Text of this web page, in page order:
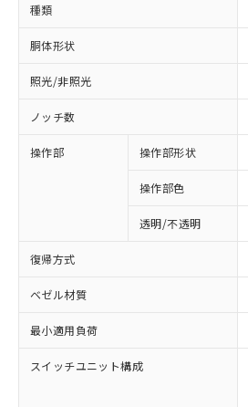
種類
胴体形状
照光/非照光
ノッチ数
操作部 操作部形状
操作部色
透明/不透明
復帰方式
ベゼル材質
最小適用負荷
スイッチユニット構成